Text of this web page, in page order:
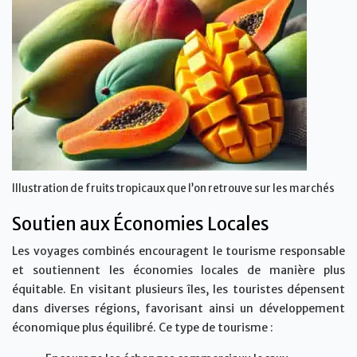
Illustration de fruits tropicaux que l’on retrouve sur les marchés
Soutien aux Économies Locales
Les voyages combinés encouragent le tourisme responsable
et soutiennent les économies locales de manière plus
équitable. En visitant plusieurs îles, les touristes dépensent
dans diverses régions, favorisant ainsi un développement
économique plus équilibré. Ce type de tourisme :